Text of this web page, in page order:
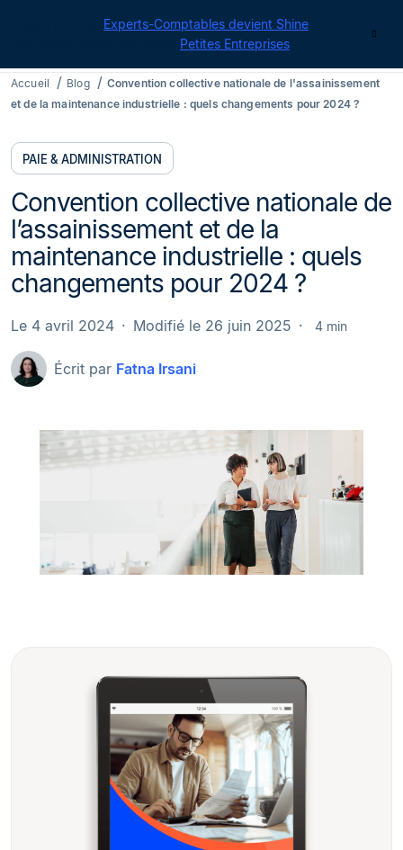
Experts-Comptables devient Shine
Petites Entreprises
Accueil Blog
Convention collective nationale de l'assainissement
et de la maintenance industrielle : quels changements pour 2024 ?
PAIE & ADMINISTRATION
Convention collective nationale de
l’assainissement et de la
maintenance industrielle : quels
changements pour 2024 ?
Écrit par Fatna Irsani
Le 4 avril 2024 Modifié le 26 juin 2025 4 min